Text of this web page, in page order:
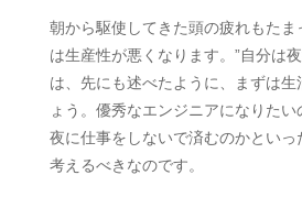
朝から駆使してきた頭の疲れもたま
は生産性が悪くなります。”自分は
は、先にも述べたように、まずは生
ょう。優秀なエンジニアになりた
夜に仕事をしないで済むのかといっ
考えるべきなのです。